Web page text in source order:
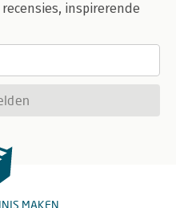
inspirerende
MAKEN